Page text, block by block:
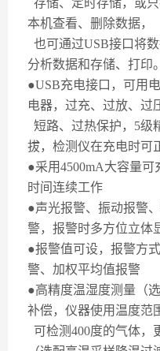
存储、定时存储，或
本机查看、删除数据，
也可通过USB接口将
分析数据和存储、打印。
●USB充电接口，可用
电器，过充、过放、过
短路、过热保护， 5级
拔，检测仪在充电时可
●采用4500mA大容量可
时间连续工作
●声光报警、振动报警
警，报警时多方位立体
●报警值可设，报警方
警、加权平均值报警
●高精度温湿度测量（
补偿，仪器使用温度范
可检测400度的气体，